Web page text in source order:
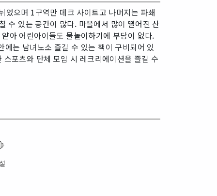
으며 1구역만 데크 사이트고 나머지는 파쇄
수 있는 공간이 많다. 마을에서 많이 떨어진 산
아 어린아이들도 물놀이하기에 부담이 없다.
는 남녀노소 즐길 수 있는 책이 구비되어 있
포츠와 단체 모임 시 레크리에이션을 즐길 수